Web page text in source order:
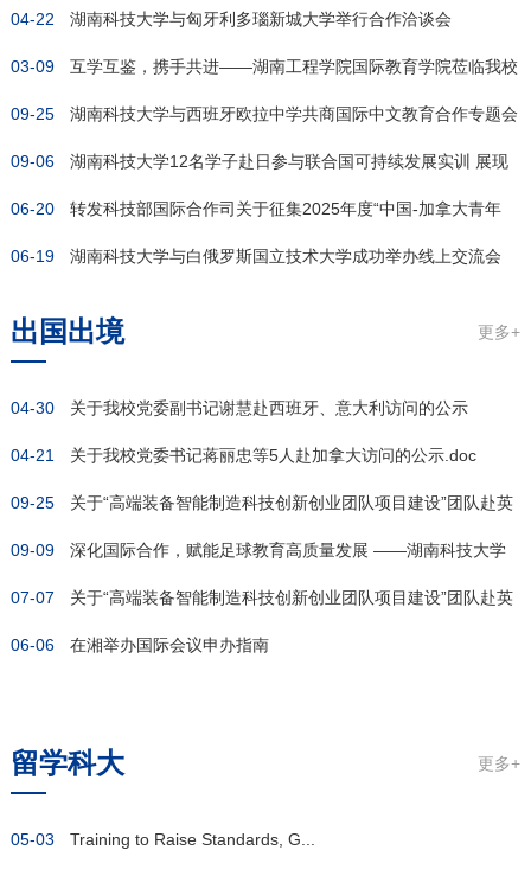
04-22 湖南科技大学与匈牙利多瑙新城大学举行合作洽谈会
03-09 互学互鉴，携手共进——湖南工程学院国际教育学院莅临我校
开展调...
09-25 湖南科技大学与西班牙欧拉中学共商国际中文教育合作专题会
议顺利...
09-06 湖南科技大学12名学子赴日参与联合国可持续发展实训 展现
中国...
06-20 转发科技部国际合作司关于征集2025年度“中国-加拿大青年
科...
06-19 湖南科技大学与白俄罗斯国立技术大学成功举办线上交流会
出国出境 更多+
04-30 关于我校党委副书记谢慧赴西班牙、意大利访问的公示
04-21 关于我校党委书记蒋丽忠等5人赴加拿大访问的公示.doc
09-25 关于“高端装备智能制造科技创新创业团队项目建设”团队赴英
国培...
09-09 深化国际合作，赋能足球教育高质量发展 ——湖南科技大学
足球运...
07-07 关于“高端装备智能制造科技创新创业团队项目建设”团队赴英
国培...
06-06 在湘举办国际会议申办指南
留学科大 更多+
05-03 Training to Raise Standards, G...